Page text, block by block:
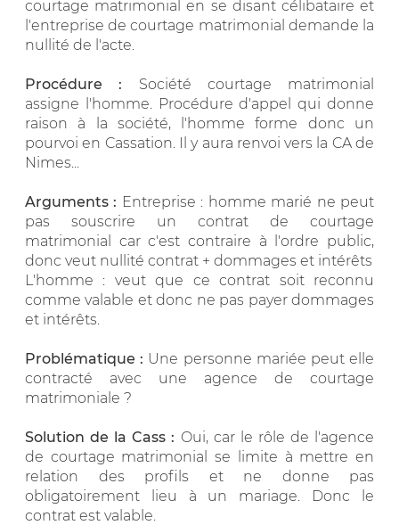
courtage matrimonial en se disant célibataire et
l'entreprise de courtage matrimonial demande la
nullité de l'acte.
Procédure : Société courtage matrimonial
assigne l'homme. Procédure d'appel qui donne
raison à la société, l'homme forme donc un
pourvoi en Cassation. Il y aura renvoi vers la CA de
Nimes...
Arguments : Entreprise : homme marié ne peut
pas souscrire un contrat de courtage
matrimonial car c'est contraire à l'ordre public,
donc veut nullité contrat + dommages et intérêts
L'homme : veut que ce contrat soit reconnu
comme valable et donc ne pas payer dommages
et intérêts.
Problématique : Une personne mariée peut elle
contracté avec une agence de courtage
matrimoniale ?
Solution de la Cass : Oui, car le rôle de l'agence
de courtage matrimonial se limite à mettre en
relation des profils et ne donne pas
obligatoirement lieu à un mariage. Donc le
contrat est valable.